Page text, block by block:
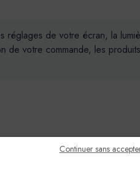
de votre écran, la
de votre commande, les
Continuer sans